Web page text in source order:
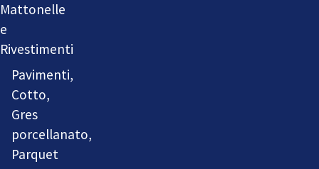
Mattonelle
e
Rivestimenti
Pavimenti,
Cotto,
Gres
porcellanato,
Parquet